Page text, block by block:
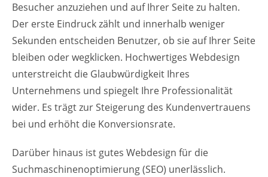
Besucher anzuziehen und auf Ihrer Seite zu halten.
Der erste Eindruck zählt und innerhalb weniger
Sekunden entscheiden Benutzer, ob sie auf Ihrer Seite
bleiben oder wegklicken. Hochwertiges Webdesign
unterstreicht die Glaubwürdigkeit Ihres
Unternehmens und spiegelt Ihre Professionalität
wider. Es trägt zur Steigerung des Kundenvertrauens
bei und erhöht die Konversionsrate.
Darüber hinaus ist gutes Webdesign für die
Suchmaschinenoptimierung (SEO) unerlässlich.